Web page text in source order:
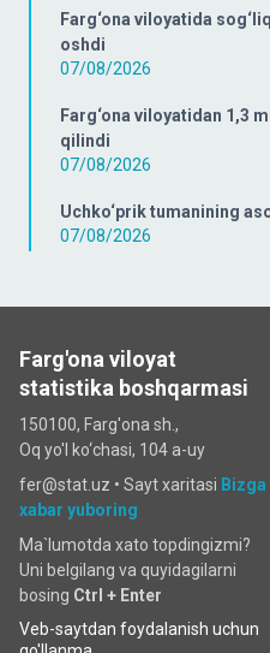
Farg‘ona viloyatida
oshdi
07/08/2026
Farg‘ona viloyatidan 1,3
qilindi
07/08/2026
Uchko‘prik tumanining
07/08/2026
Farg'ona viloyat
statistika boshqarmasi
150100, Farg'ona sh.,
Oq yo'l ko‘chаsi, 104 a-uy
fer@stat.uz • Sayt xaritasi Bizga
xabar yuboring
Ma`lumotda xato topdingizmi?
Uni belgilang va quyidagilarni
bosing Ctrl + Enter
Veb-saytdan foydalanish uchun